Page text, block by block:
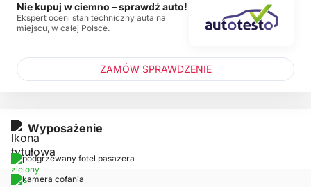
Wyposażenie
podgrzewany fotel pasazera
kamera cofania
Nie kupuj w ciemno – sprawdź auto!
Ekspert oceni stan techniczny auta na
miejscu, w całej Polsce.
ZAMÓW SPRAWDZENIE